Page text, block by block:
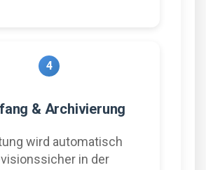
4
& Archivierung
wird automatisch
in der